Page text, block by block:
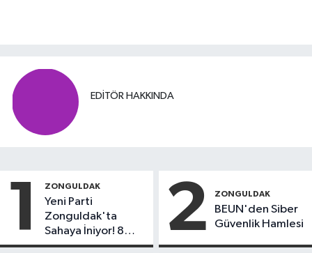
EDITÖR HAKKINDA
1 ZONGULDAK
Yeni Parti
Zonguldak'ta
Sahaya İniyor! 8
İlçede Kurucu
2 ZONGULDAK
BEUN'den Siber
Güvenlik Hamlesi